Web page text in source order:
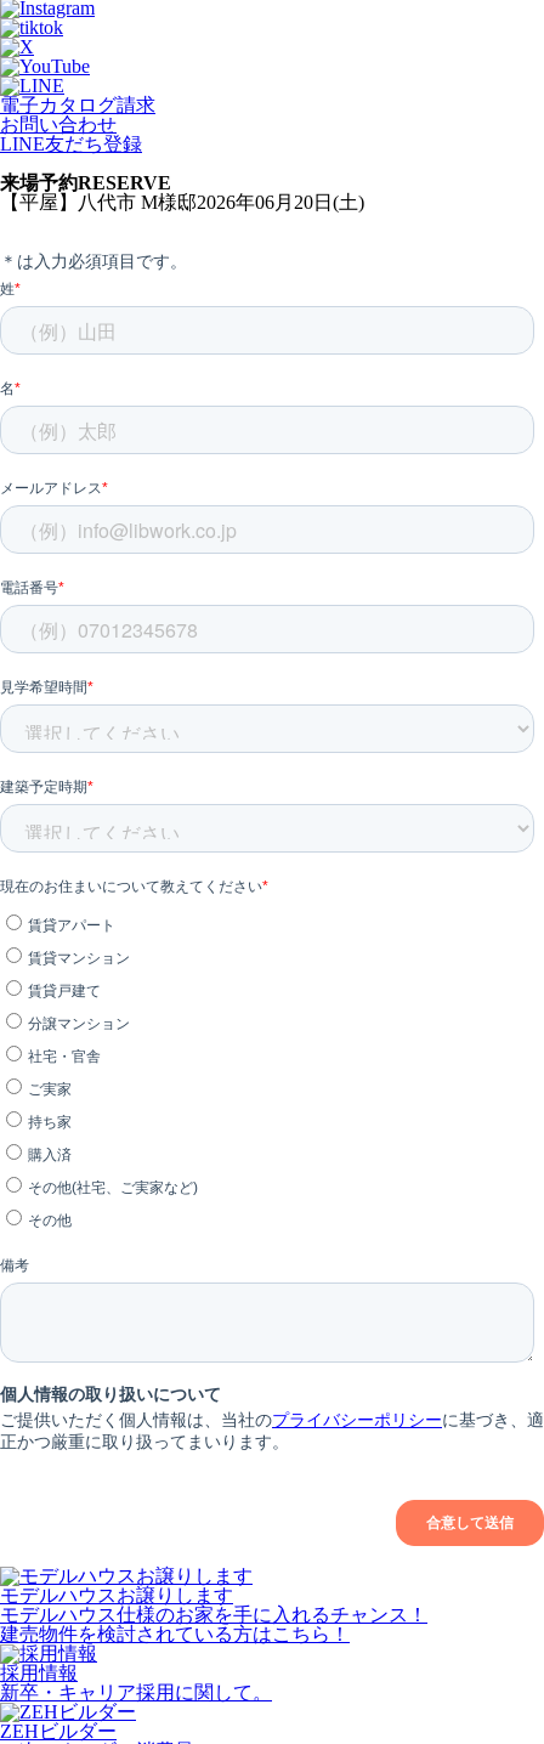
電子カタログ請求
お問い合わせ
LINE友だち登録
来場予約RESERVE
【平屋】八代市 M様邸2026年06月20日(土)
モデルハウスお譲りします
モデルハウス仕様のお家を手に入れるチャンス！
建売物件を検討されている方はこちら！
採用情報
新卒・キャリア採用に関して。
ZEHビルダー